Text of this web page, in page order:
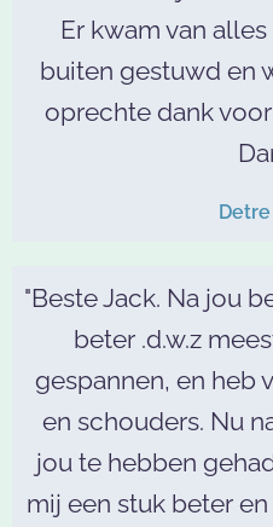
Er kwam van
buiten gestuwd en
oprechte dank
"Beste Jack. Na jou
beter .d.w.z
gespannen, en heb
en schouders. Nu
jou te hebben
mij een stuk beter